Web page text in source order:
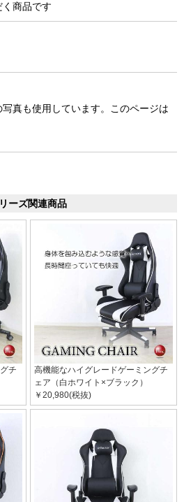
商品です
真も使用しています。このページは
ーズ関連商品
チ
高機能なハイグレードゲーミングチ
ェア（白ホワイト×ブラック）
￥20,980(税抜)